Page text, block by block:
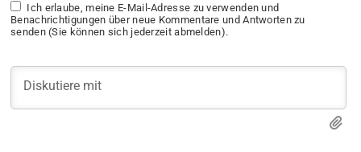
Ich erlaube, meine E-Mail-Adresse zu verwenden und
Benachrichtigungen über neue Kommentare und Antworten zu
senden (Sie können sich jederzeit abmelden).